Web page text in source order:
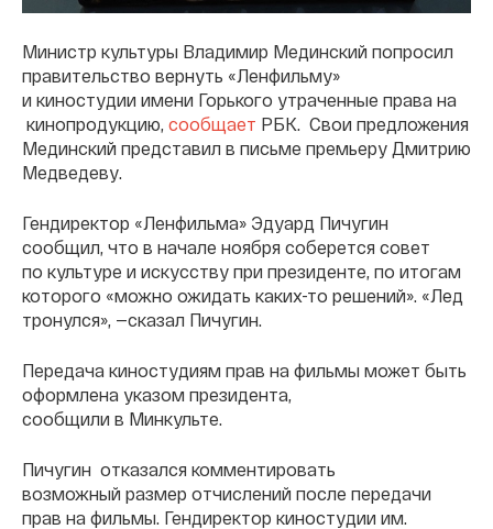
Министр культуры Владимир Мединский попросил
правительство вернуть «Ленфильму»
и киностудии имени Горького утраченные права на
кинопродукцию, сообщает РБК. Свои предложения
Мединский представил в письме премьеру Дмитрию
Медведеву.
Гендиректор «Ленфильма» Эдуард Пичугин
сообщил, что в начале ноября соберется совет
по культуре и искусству при президенте, по итогам
которого «можно ожидать каких-то решений». «Лед
тронулся», —сказал Пичугин.
Передача киностудиям прав на фильмы может быть
оформлена указом президента,
сообщили в Минкульте.
Пичугин отказался комментировать
возможный размер отчислений после передачи
прав на фильмы. Гендиректор киностудии им.